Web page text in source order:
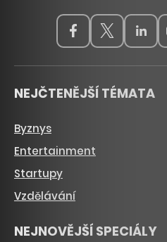
NEJČTENĚJŠÍ TÉMATA
Byznys
Entertainment
Startupy
Vzdělávání
NEJNOVĚJŠÍ SPECIÁLY